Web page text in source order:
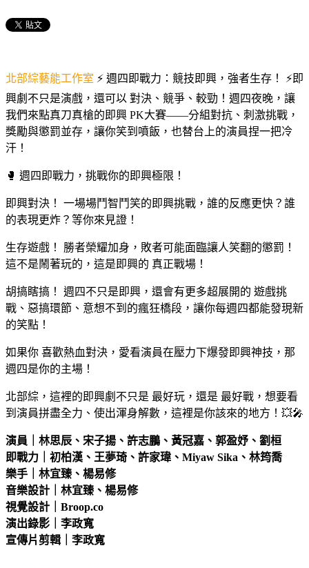
北部綜藝能工作室 ⚡ 週四即戰力：競技即興，強者生存！ ⚡即
興劇不只是演戲，還可以 對決、競爭、較勁！週四夜晚，讓
我們來點真刀真槍的即興 PK大賽——分組對抗、刺激挑戰，
獎勵與懲罰並存，讓你笑到噴飯，也替台上的演員捏一把冷
汗！
🥊 週四即戰力，挑戰你的即興極限！
即興對決！ 一場場鬥智鬥笑的即興挑戰，誰的反應更快？誰
的表現更炸？等你來見證！
生存遊戲！ 勝者榮耀加身，敗者可能面臨讓人笑翻的懲罰！
這不是鬧著玩的，這是即興的 真正戰場！
胡搞瞎搞！ 週四不只是即興，還會有更多超展開的 遊戲挑
戰、惡搞環節、意想不到的瘋狂橋段，讓你每週四都能發現新
的笑點！
如果你 喜歡熱血對決，愛看演員在壓力下爆發即興神技，那
週四是你的主場！
北部綜，這裡的即興劇不只是 最好玩，還是 最好戰，想要看
到演員拼盡全力、使出渾身解數，這裡是你該來的地方！💥🎤
演員｜林思辰、宋子揚、許志鵬、黃冠嘉、郭盈妤、劉桓
即戰力｜初柏漢、王夢琦、許家瑋、Miyaw Sika、林筠喬
樂手｜林宜臻、楊易修
音樂設計｜林宜臻、楊易修
視覺設計｜Broop.co
演出錄影｜李政寬
宣傳片剪輯｜李政寬